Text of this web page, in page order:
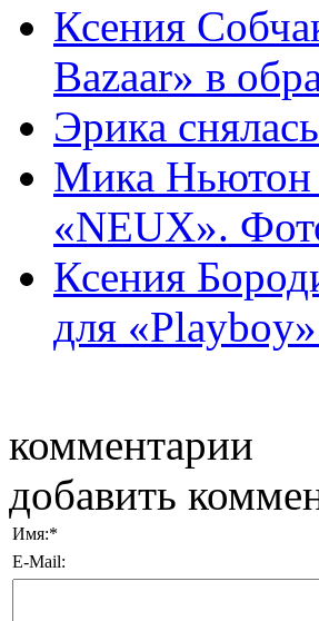
Ксения
Bazaar» в
Эрика
Мика Ньютон
«NEUX».
Ксения
для
комментарии
добавить
Имя:*
E-Mail: